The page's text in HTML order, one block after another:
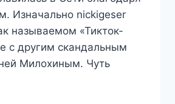
Изначально nickigeser
называемом «Тикток-
с другим скандальным
Милохиным. Чуть